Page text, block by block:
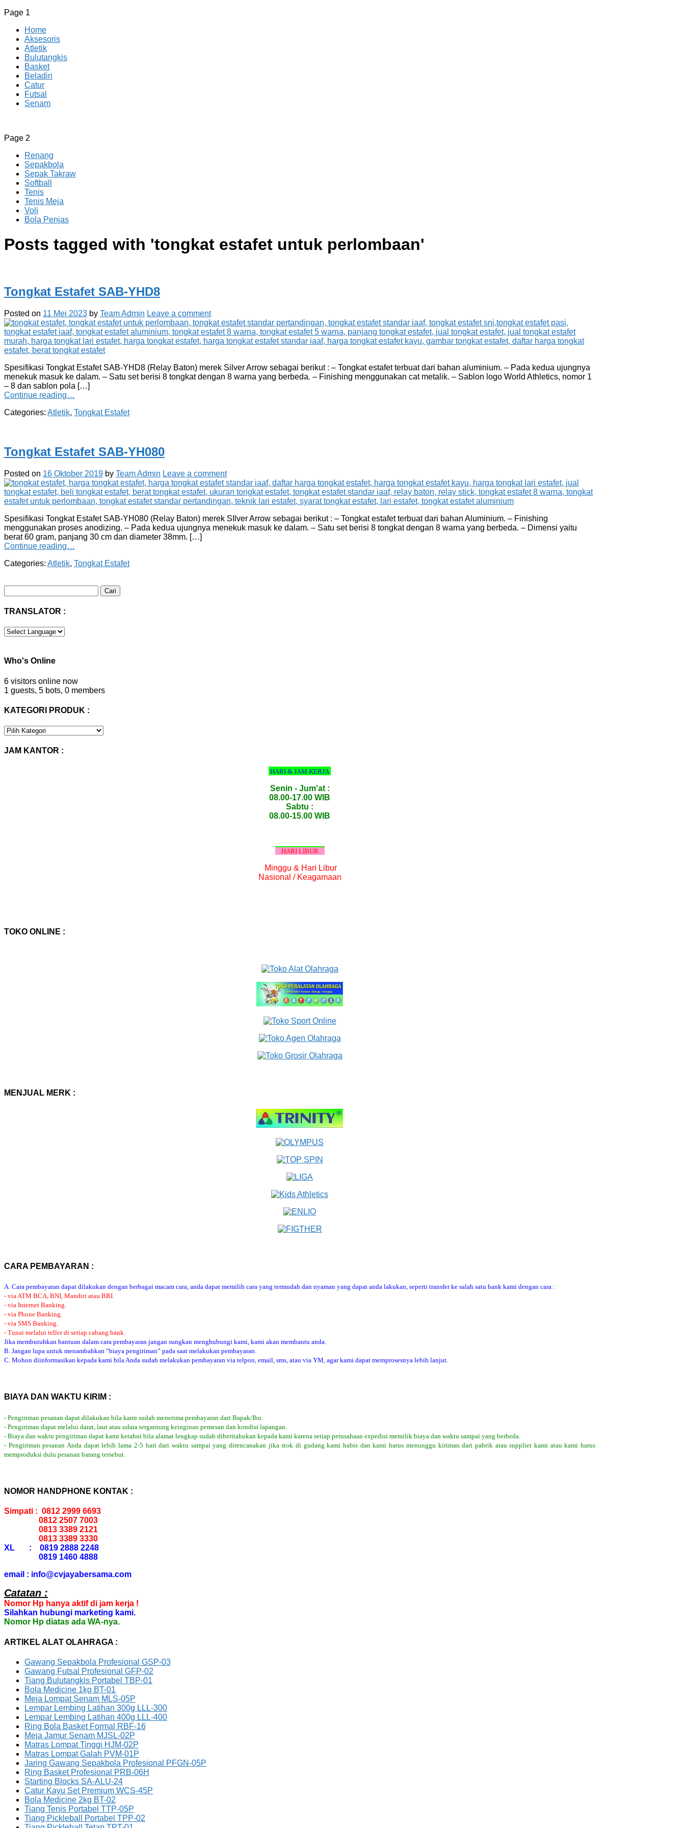
Page 1
Home
Aksesoris
Atletik
Bulutangkis
Basket
Beladiri
Catur
Futsal
Senam
CV JAYA BERSAMA Co Id
Menyediakan Semua Perlengkapan Olahraga Yang Lengkap, Berkualitas Dengan Harga Yang Murah
Page 2
Renang
Sepakbola
Sepak Takraw
Softball
Tenis
Tenis Meja
Voli
Bola Penjas
Posts tagged with 'tongkat estafet untuk perlombaan'
Tongkat Estafet SAB-YHD8
Posted on 11 Mei 2023 by Team Admin Leave a comment
Spesifikasi Tongkat Estafet SAB-YHD8 (Relay Baton) merek Silver Arrow sebagai berikut : – Tongkat estafet terbuat dari bahan aluminium. – Pada kedua ujungnya
menekuk masuk ke dalam. – Satu set berisi 8 tongkat dengan 8 warna yang berbeda. – Finishing menggunakan cat metalik. – Sablon logo World Athletics, nomor 1
– 8 dan sablon pola […]
Continue reading…
Categories: Atletik, Tongkat Estafet
Tongkat Estafet SAB-YH080
Posted on 16 Oktober 2019 by Team Admin Leave a comment
Spesifikasi Tongkat Estafet SAB-YH080 (Relay Baton) merek SIlver Arrow sebagai berikut : – Tongkat estafet terbuat dari bahan Aluminium. – Finishing
menggunakan proses anodizing. – Pada kedua ujungnya menekuk masuk ke dalam. – Satu set berisi 8 tongkat dengan 8 warna yang berbeda. – Dimensi yaitu
berat 60 gram, panjang 30 cm dan diameter 38mm. […]
Continue reading…
Categories: Atletik, Tongkat Estafet
untuk:
TRANSLATOR :
Who's Online
6 visitors online now
1 guests, 5 bots, 0 members
KATEGORI PRODUK :
KATEGORI
JAM KANTOR :
HARI & JAM KERJA
Senin - Jum'at :
08.00-17.00 WIB
Sabtu :
08.00-15.00 WIB
HARI LIBUR
Minggu & Hari Libur
Nasional / Keagamaan
TOKO ONLINE :
MENJUAL MERK :
CARA PEMBAYARAN :
A. Cara pembayaran dapat dilakukan dengan berbagai macam cara, anda dapat memilih cara yang termudah dan nyaman yang dapat anda lakukan, seperti transfer ke salah satu bank kami dengan cara :
- via ATM BCA, BNI, Mandiri atau BRI.
- via Internet Banking.
- via Phone Banking.
- via SMS Banking.
- Tunai melalui teller di setiap cabang bank.
Jika membutuhkan bantuan dalam cara pembayaran jangan sungkan menghubungi kami, kami akan membantu anda.
B. Jangan lupa untuk menambahkan “biaya pengiriman” pada saat melakukan pembayaran.
C. Mohon diinformasikan kepada kami bila Anda sudah melakukan pembayaran via telpon, email, sms, atau via YM, agar kami dapat memprosesnya lebih lanjut.
BIAYA DAN WAKTU KIRIM :
- Pengiriman pesanan dapat dilakukan bila kami sudah menerima pembayaran dari Bapak/Ibu.
- Pengiriman dapat melalui darat, laut atau udara tergantung keinginan pemesan dan kondisi lapangan.
- Biaya dan waktu pengiriman dapat kami ketahui bila alamat lengkap sudah diberitahukan kepada kami karena setiap perusahaan expedisi memilik biaya dan waktu sampai yang berbeda.
- Pengiriman pesanan Anda dapat lebih lama 2-5 hari dari waktu sampai yang direncanakan jika stok di gudang kami habis dan kami harus menunggu kiriman dari pabrik atau supplier kami atau kami harus
memproduksi dulu pesanan barang tersebut.
NOMOR HANDPHONE KONTAK :
Simpati : 0812 2999 6693
0812 2507 7003
0813 3389 2121
0813 3389 3330
XL : 0819 2888 2248
0819 1460 4888
email : info@cvjayabersama.com
Catatan :
Nomor Hp hanya aktif di jam kerja !
Silahkan hubungi marketing kami.
Nomor Hp diatas ada WA-nya.
ARTIKEL ALAT OLAHRAGA :
Gawang Sepakbola Profesional GSP-03
Gawang Futsal Profesional GFP-02
Tiang Bulutangkis Portabel TBP-01
Bola Medicine 1kg BT-01
Meja Lompat Senam MLS-05P
Lempar Lembing Latihan 300g LLL-300
Lempar Lembing Latihan 400g LLL-400
Ring Bola Basket Formal RBF-16
Meja Jamur Senam MJSL-02P
Matras Lompat Tinggi HJM-02P
Matras Lompat Galah PVM-01P
Jaring Gawang Sepakbola Profesional PFGN-05P
Ring Basket Profesional PRB-06H
Starting Blocks SA-ALU-24
Catur Kayu Set Premium WCS-45P
Bola Medicine 2kg BT-02
Tiang Tenis Portabel TTP-05P
Tiang Pickleball Portabel TPP-02